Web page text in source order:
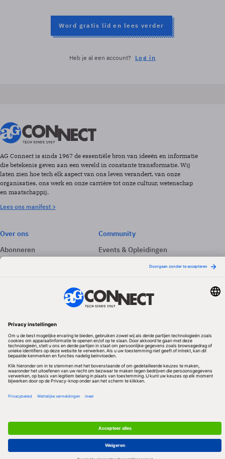
Word gratis lid en lees verder
Heb je al een account? Log in
AG Connect is sinds 1967 de essentiële bron van ideeën en informatie
die betekenis geven aan een wereld in constante transformatie. Wij
laten zien hoe tech elk aspect van ons leven verandert, van onze
organisaties, ons werk en onze carrière tot onze cultuur, wetenschap
en maatschappij.
Lees ons manifest >
Over ons
Abonneren
Adverteren
Community
Events & Opleidingen
Volg ons
Redactionele partner
Algemene Voorwaarden & Copyrights